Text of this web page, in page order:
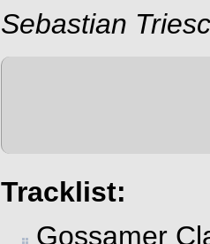
Sebastian
Tracklist:
Gossamer